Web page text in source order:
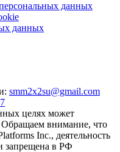
данных
данных
smm2x2su@gmail.com
целях может
Обращаем внимание, что
Inc., деятельность
запрещена в РФ